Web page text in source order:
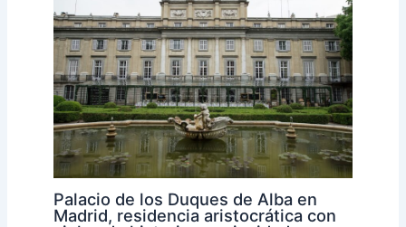
Palacio de los Duques de Alba en
Madrid, residencia aristocrática con